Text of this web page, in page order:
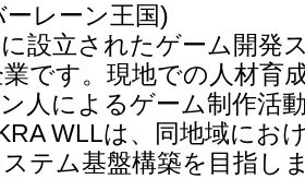
ーレーン王国)
設立されたゲーム開発
です。現地での人材育
人によるゲーム制作活
WLLは、同地域にお
テム基盤構築を目指し